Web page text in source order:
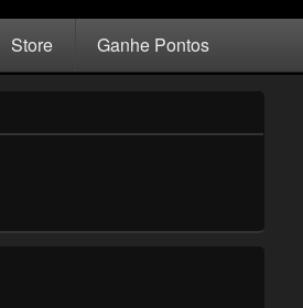
Store Ganhe Pontos